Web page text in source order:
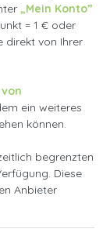
„Mein Konto”
= 1 € oder
direkt von Ihrer
ein weiteres
können.
begrenzten
Diese
Anbieter